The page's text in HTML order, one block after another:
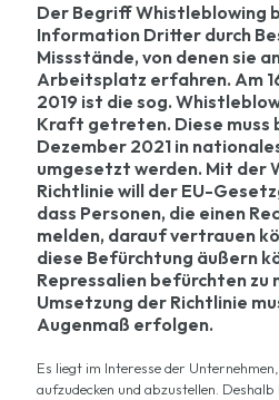
Der Begriff Whistleblowing
Information Dritter durch
Missstände, von denen sie
Arbeitsplatz erfahren. Am
2019 ist die sog.
Kraft getreten. Diese muss
Dezember 2021 in
umgesetzt werden. Mit der
Richtlinie will der EU-
dass Personen, die einen
melden, darauf vertrauen
diese Befürchtung äußern
Repressalien befürchten zu
Umsetzung der Richtlinie
Augenmaß erfolgen.
Es liegt im Interesse der
aufzudecken und abzustellen.